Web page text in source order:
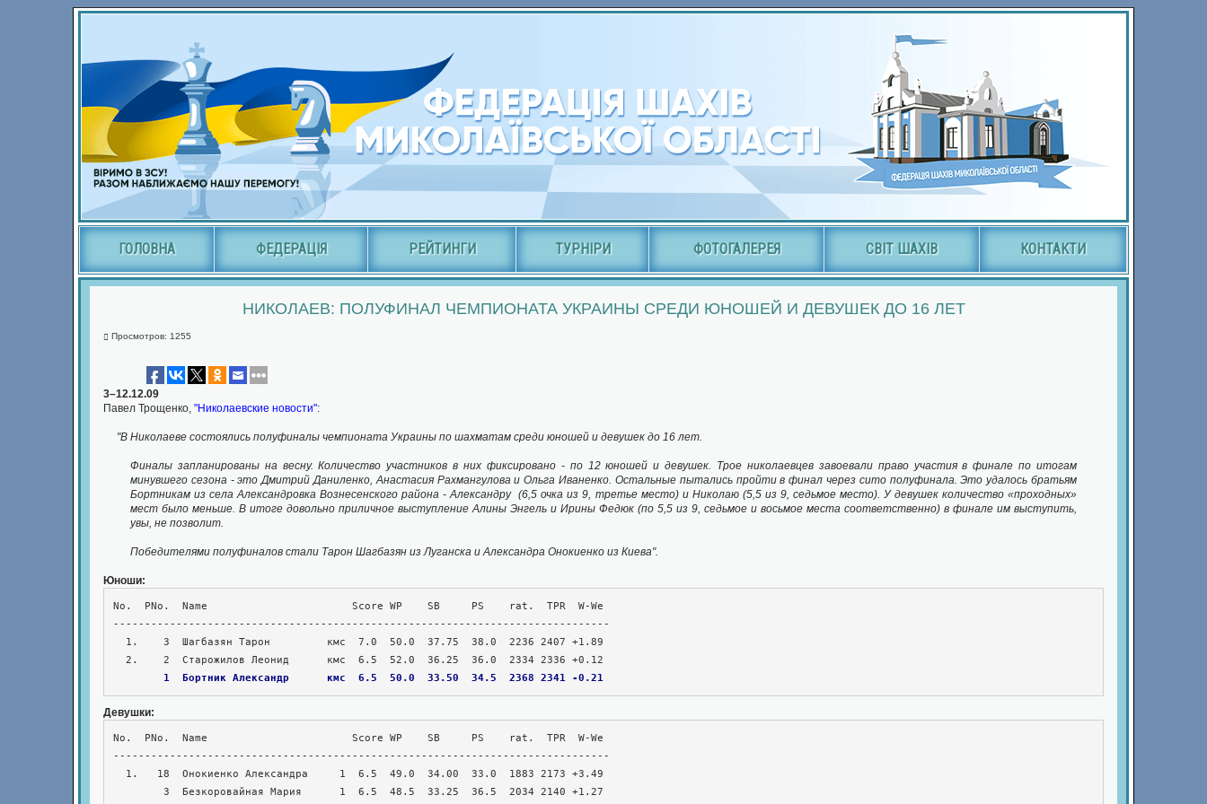
ГОЛОВНА ФЕДЕРАЦІЯ РЕЙТИНГИ ТУРНІРИ ФОТОГАЛЕРЕЯ СВІТ ШАХІВ КОНТАКТИ
НИКОЛАЕВ: ПОЛУФИНАЛ ЧЕМПИОНАТА УКРАИНЫ СРЕДИ ЮНОШЕЙ И ДЕВУШЕК ДО 16 ЛЕТ
Просмотров: 1255
3–12.12.09
Павел Трощенко, "Николаевские новости":
"В Николаеве состоялись полуфиналы чемпионата Украины по шахматам среди юношей и девушек до 16 лет.
Финалы запланированы на весну. Количество участников в них фиксировано - по 12 юношей и девушек. Трое николаевцев завоевали право участия в финале по итогам
минувшего сезона - это Дмитрий Даниленко, Анастасия Рахмангулова и Ольга Иваненко. Остальные пытались пройти в финал через сито полуфинала. Это удалось братьям
Бортникам из села Александровка Вознесенского района - Александру (6,5 очка из 9, третье место) и Николаю (5,5 из 9, седьмое место). У девушек количество «проходных»
мест было меньше. В итоге довольно приличное выступление Алины Энгель и Ирины Федюк (по 5,5 из 9, седьмое и восьмое места соответственно) в финале им выступить,
увы, не позволит.
Победителями полуфиналов стали Тарон Шагбазян из Луганска и Александра Онокиенко из Киева".
Юноши:
No.  PNo.  Name                       Score WP    SB     PS    rat.  TPR  W-We
-------------------------------------------------------------------------------
   1  Бортник Александр      кмс  6.5  50.0  33.50  34.5  2368 2341 -0.21
Девушки:
No.  PNo.  Name                       Score WP    SB     PS    rat.  TPR  W-We
-------------------------------------------------------------------------------